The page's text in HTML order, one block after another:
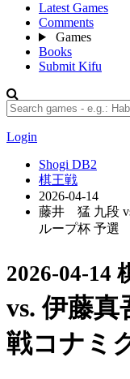
Latest Games
Comments
Games
Books
Submit Kifu
Login
Shogi DB2
棋王戦
2026-04-14
藤井 猛 九段
ループ杯 予選
2026-04-14
vs. 伊藤真
戦コナミ